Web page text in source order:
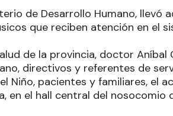
de Desarrollo Humano, llevó
que reciben atención en el
de la provincia, doctor Aníbal
directivos y referentes de
Niño, pacientes y familiares, el
en el hall central del nosocomio